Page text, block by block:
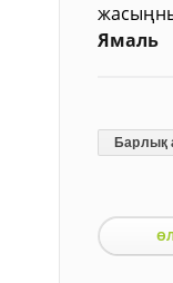
Ямаль
Барлық